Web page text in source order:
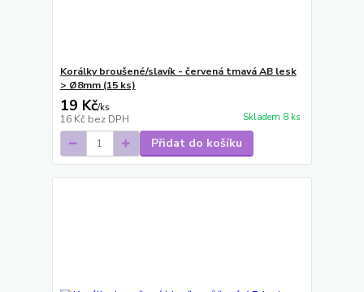
Korálky broušené/slavík - červená tmavá AB lesk
> Ø8mm (15 ks)
19 Kč/ks
16 Kč bez DPH Skladem 8 ks
Přidat do košíku